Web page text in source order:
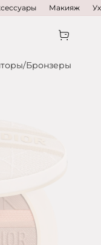
Макияж
Бронзеры